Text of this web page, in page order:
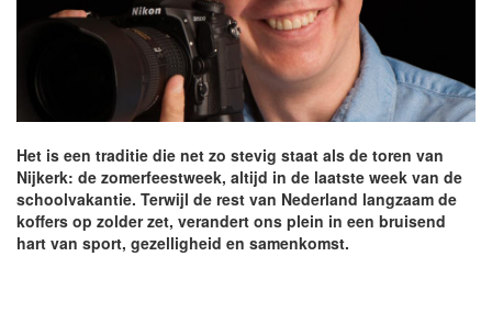
Het is een traditie die net zo stevig staat als de toren van
Nijkerk: de zomerfeestweek, altijd in de laatste week van de
schoolvakantie. Terwijl de rest van Nederland langzaam de
koffers op zolder zet, verandert ons plein in een bruisend
hart van sport, gezelligheid en samenkomst.